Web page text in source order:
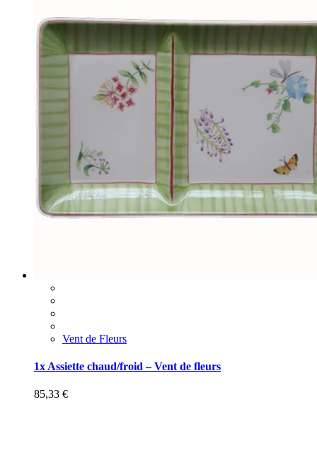
Vent de Fleurs
1x Assiette chaud/froid – Vent de fleurs
85,33 €